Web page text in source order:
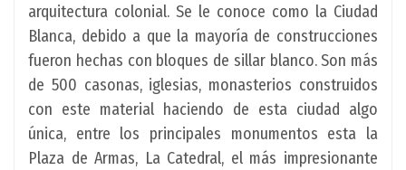
arquitectura colonial. Se le conoce como la Ciudad
Blanca, debido a que la mayoría de construcciones
fueron hechas con bloques de sillar blanco. Son más
de 500 casonas, iglesias, monasterios construidos
con este material haciendo de esta ciudad algo
única, entre los principales monumentos esta la
Plaza de Armas, La Catedral, el más impresionante